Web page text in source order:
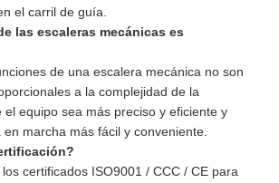
el carril de guía.
las escaleras mecánicas es
de una escalera mecánica no son
a la complejidad de la
equipo sea más preciso y eficiente y
marcha más fácil y conveniente.
certificados ISO9001 / CCC / CE para